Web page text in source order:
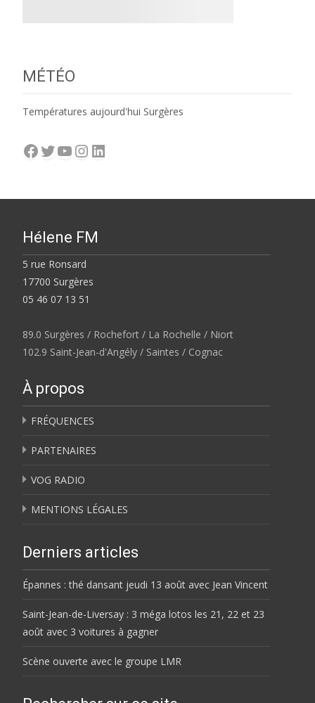
MÉTÉO
Températures aujourd'hui Surgères
Facebook
Twitter
YouTube
Instagram
LinkedIn
Hélene FM
5 rue Ronsard
17700 Surgères
05 46 07 13 51
89.0 Surgères / Rochefort / La Rochelle / Niort
102.9 Saint-Jean-d'Angély / Saintes / Cognac
À propos
FRÉQUENCES
PARTENAIRES
VOG RADIO
MENTIONS LÉGALES
Derniers articles
Épannes : thé dansant jeudi 13 août avec Jean Vincent
Saint-Jean-de-Liversay : 3 méga lotos les 21, 22 et 23
août avec 3 voitures à gagner
Scène ouverte avec le groupe LMR